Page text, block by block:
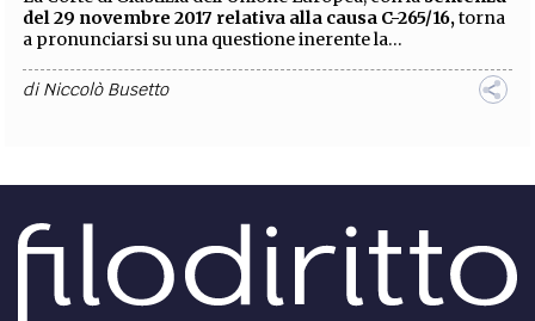
del 29 novembre 2017 relativa alla causa C-265/16,torna
a pronunciarsi su una questione inerente la...
diNiccolò Busetto
farmaceutici? L’interpretazione del Tribunale di
Secondo una recente sentenza del Tribunale civile di
Milano, la pubblicazione da parte di una società
farmaceutica, sia sul proprio sito web che a mezzo
stampa...